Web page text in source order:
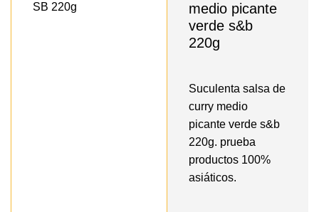
medio picante
verde s&b
220g
Suculenta salsa de
curry medio
picante verde s&b
220g. prueba
productos 100%
asiáticos.